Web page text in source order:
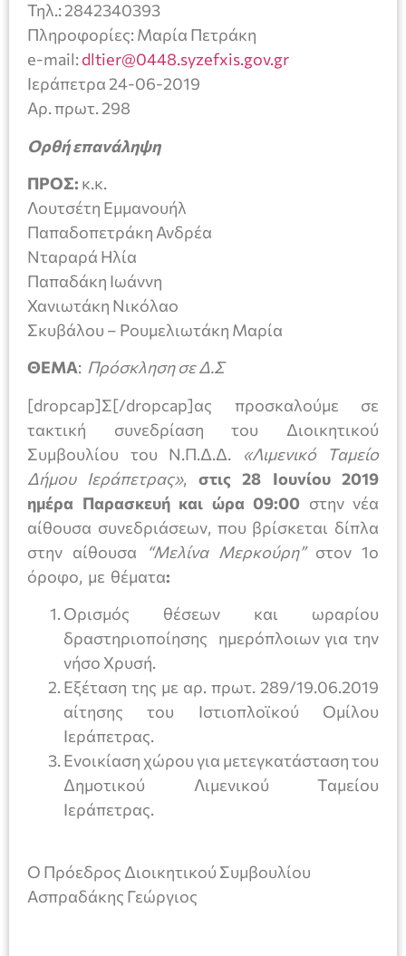
Τηλ.: 2842340393
Πληροφορίες: Μαρία Πετράκη
e-mail:dltier@0448.syzefxis.gov.gr
Ιεράπετρα 24-06-2019
Αρ. πρωτ. 298
Ορθή επανάληψη
ΠΡΟΣ: κ.κ.
Λουτσέτη Εμμανουήλ
Παπαδοπετράκη Ανδρέα
Νταραρά Ηλία
Παπαδάκη Ιωάννη
Χανιωτάκη Νικόλαο
Σκυβάλου – Ρουμελιωτάκη Μαρία
ΘΕΜΑ: Πρόσκληση σε Δ.Σ
[dropcap]Σ[/dropcap]ας προσκαλούμε σε
τακτική συνεδρίαση του Διοικητικού
Συμβουλίου του Ν.Π.Δ.Δ.
«Λιμενικό Ταμείο
Δήμου Ιεράπετρας», στις 28 Ιουνίου 2019
ημέρα Παρασκευή και ώρα 09:00 στην νέα
αίθουσα συνεδριάσεων, που βρίσκεται δίπλα
στην αίθουσα
“Μελίνα Μερκούρη”στον 1ο
όροφο, με θέματα:
Ορισμός θέσεων και ωραρίου
δραστηριοποίησης ημερόπλοιων για την
νήσο Χρυσή.
Εξέταση της με αρ. πρωτ. 289/19.06.2019
αίτησης του Ιστιοπλοϊκού Ομίλου
Ιεράπετρας.
Ενοικίαση χώρου για μετεγκατάσταση του
Δημοτικού Λιμενικού Ταμείου
Ιεράπετρας.
Ο Πρόεδρος Διοικητικού Συμβουλίου
Ασπραδάκης Γεώργιος